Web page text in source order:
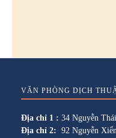
VĂN PHÒNG DỊCH
Địa chỉ 1 : 34 Nguyễn
Địa chỉ 2: 92 Nguyễn